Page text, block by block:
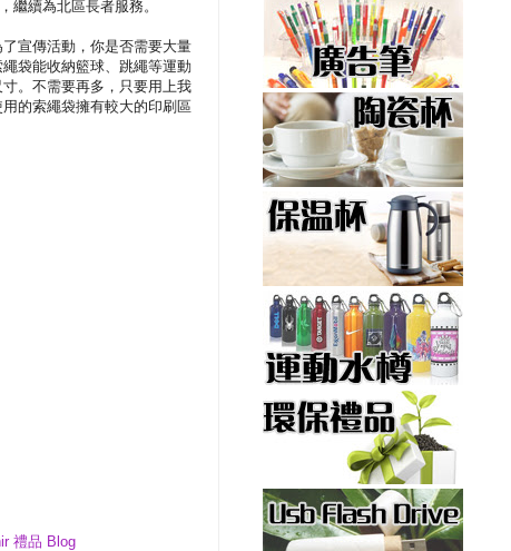
繼續為北區長者服務。
宣傳活動，你是否需要大量
袋能收納籃球、跳繩等運動
。不需要再多，只要用上我
的索繩袋擁有較大的印刷區
禮品 Blog